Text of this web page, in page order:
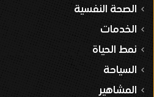
الصحة النفسية
الخدمات
نمط الحياة
السياحة
المشاهير